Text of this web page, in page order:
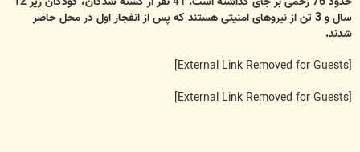
سال و 3 تن از نیروهای امنیتی هستند که پس از انفجار اول در محل حاضر
شدند.